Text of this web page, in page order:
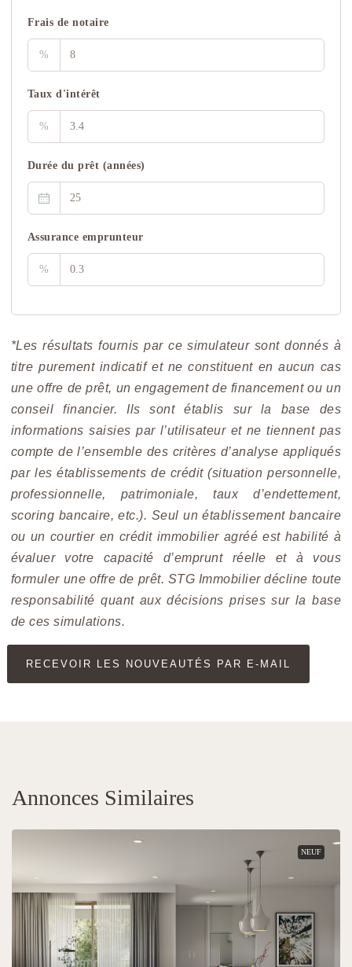
Frais de notaire
%
Taux d'intérêt
%
Durée du prêt (années)
Assurance emprunteur
%
*Les résultats fournis par ce simulateur sont donnés à
titre purement indicatif et ne constituent en aucun cas
une offre de prêt, un engagement de financement ou un
conseil financier. Ils sont établis sur la base des
informations saisies par l’utilisateur et ne tiennent pas
compte de l’ensemble des critères d’analyse appliqués
par les établissements de crédit (situation personnelle,
professionnelle, patrimoniale, taux d’endettement,
scoring bancaire, etc.). Seul un établissement bancaire
ou un courtier en crédit immobilier agréé est habilité à
évaluer votre capacité d’emprunt réelle et à vous
formuler une offre de prêt. STG Immobilier décline toute
responsabilité quant aux décisions prises sur la base
de ces simulations.
RECEVOIR LES NOUVEAUTÉS PAR E-MAIL
Annonces Similaires
NEUF